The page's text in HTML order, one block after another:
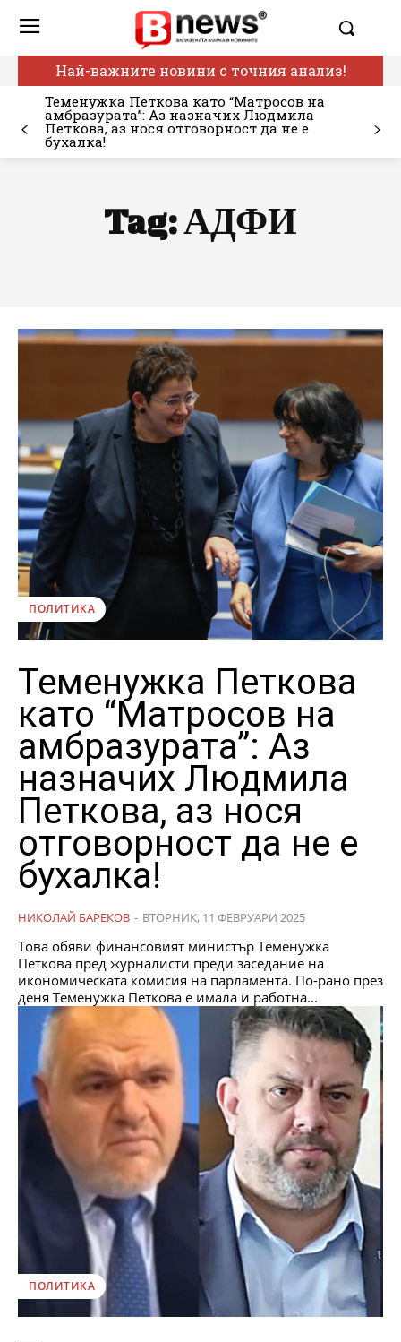
Най-важните новини с точния анализ!
Теменужка Петкова като “Матросов на
амбразурата”: Аз назначих Людмила
Петкова, аз нося отговорност да не е
бухалка!
Tag:АДФИ
ПОЛИТИКА
Теменужка Петкова
като “Матросов на
амбразурата”: Аз
назначих Людмила
Петкова, аз нося
отговорност да не е
бухалка!
НИКОЛАЙ БАРЕКОВ - ВТОРНИК, 11 ФЕВРУАРИ 2025
Това обяви финансовият министър Теменужка
Петкова пред журналисти преди заседание на
икономическата комисия на парламента. По-рано през
деня Теменужка Петкова е имала и работна...
ПОЛИТИКА